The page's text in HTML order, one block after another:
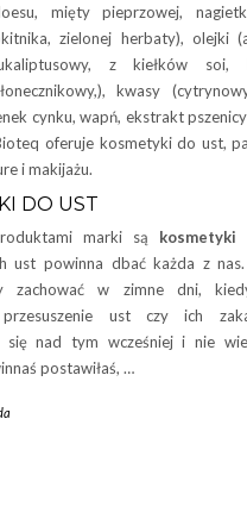
mięty pieprzowej,
zielonej herbaty), olejki
z kiełków soi,
kwasy
cynku, wapń, ekstrakt
oferuje kosmetyki do ust,
i makijażu.
DO UST
marki są
ust powinna dbać każda z nas.
zachować w zimne dni,
przesuszenie ust czy ich
się nad tym wcześniej i nie
postawiłaś, …